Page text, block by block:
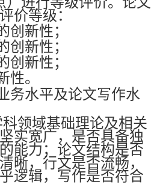
价等级：
创新性；
创新性；
创新性；
性。
务水平及论文写作水
领域基础理论及相关
实宽广，是否具备独
能力；论文结构是否
晰，行文是否流畅，
逻辑，写作是否符合